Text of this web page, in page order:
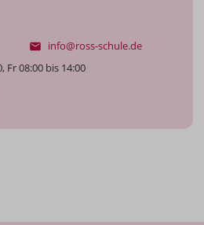
info@ross-schule.de
Fr 08:00 bis 14:00